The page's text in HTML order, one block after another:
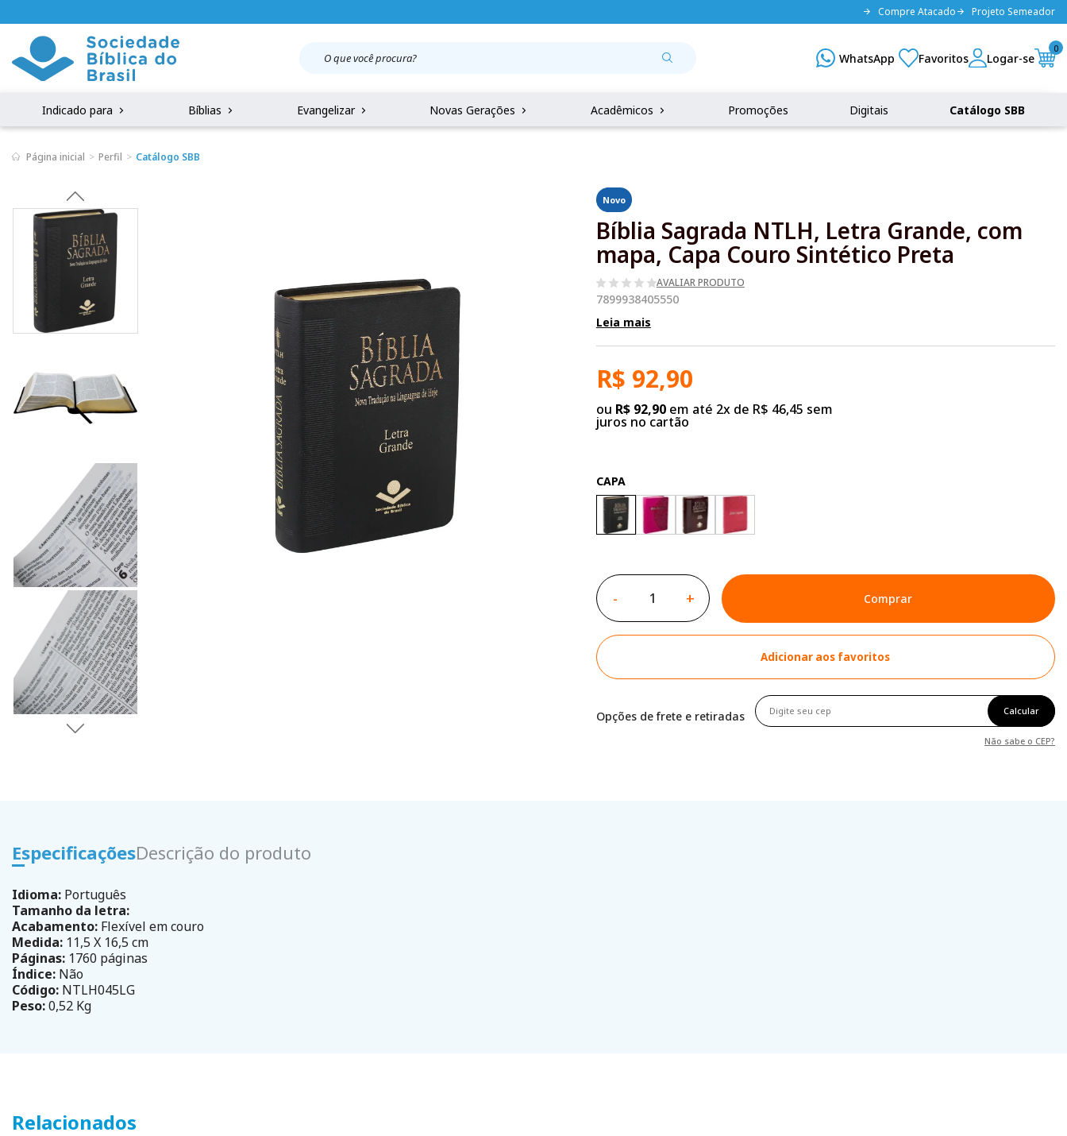
Compre Atacado Projeto Semeador
0
Indicado para Bíblias Evangelizar Novas Gerações Acadêmicos Promoções Digitais Catálogo SBB
Página inicial Perfil Catálogo SBB
Novo
Bíblia Sagrada NTLH, Letra Grande, com
mapa, Capa Couro Sintético Preta
AVALIAR PRODUTO
7899938405550
Leia mais
R$ 92,90
ou R$ 92,90em até 2x de R$ 46,45 sem
juros no cartão
CAPA
- + Comprar
Adicionar aos favoritos
Opções de frete e retiradas Calcular
Não sabe o CEP?
EspecificaçõesDescrição do produto
Idioma: Português
Tamanho da letra:
Acabamento: Flexível em couro
Medida: 11,5 X 16,5 cm
Páginas: 1760 páginas
Índice: Não
Código: NTLH045LG
Peso:0,52 Kg
Relacionados